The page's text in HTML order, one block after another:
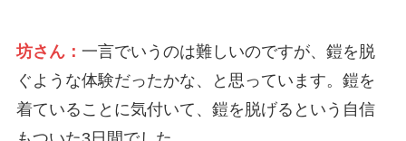
坊さん： 一言でいうのは難しいのですが、鎧を脱
ぐような体験だったかな、と思っています。鎧を
着ていることに気付いて、鎧を脱げるという自信